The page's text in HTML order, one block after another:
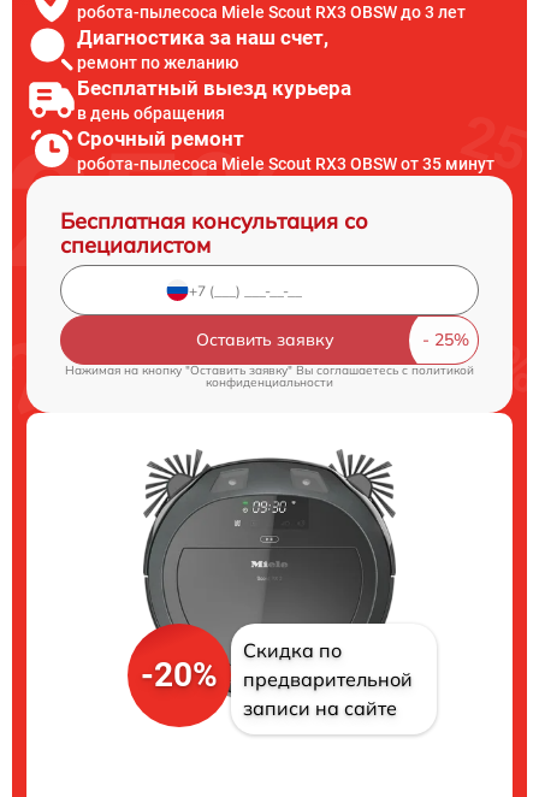
робота-пылесоса Miele Scout RX3 OBSW до 3 лет
Диагностика за наш счет,
ремонт по желанию
Бесплатный выезд курьера
в день обращения
Срочный ремонт
робота-пылесоса Miele Scout RX3 OBSW от 35 минут
Бесплатная консультация со
специалистом
Оставить заявку
Нажимая на кнопку "Оставить заявку" Вы соглашаетесь cполитикой
конфиденциальности
-20%
Скидка по
предварительной
записи на сайте